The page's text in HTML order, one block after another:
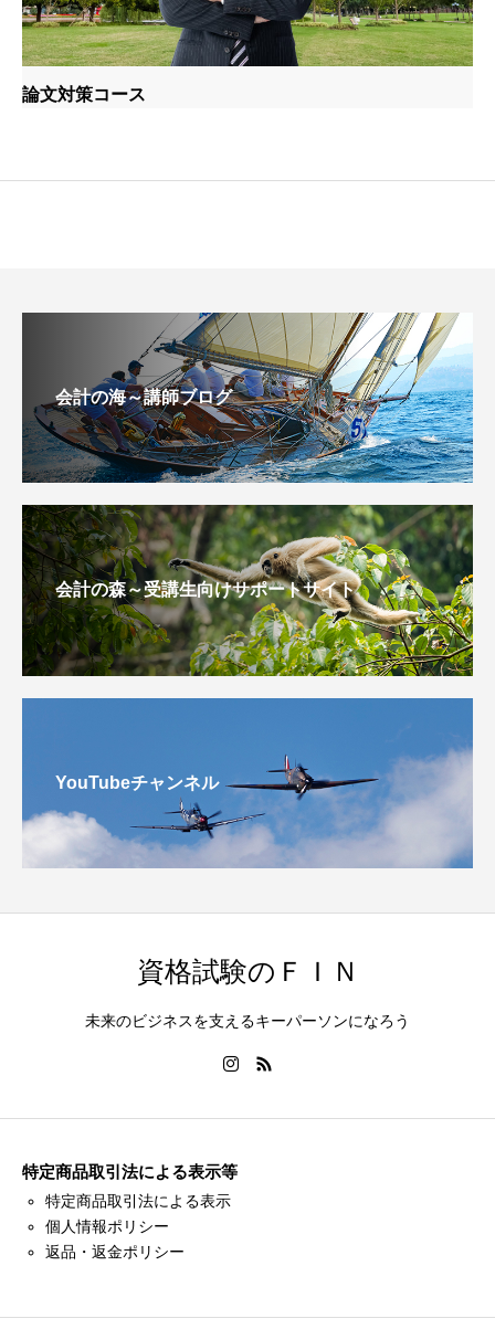
論文対策コース
会計の海～講師ブログ
会計の森～受講生向けサポートサイト
YouTubeチャンネル
資格試験のＦＩＮ
未来のビジネスを支えるキーパーソンになろう
特定商品取引法による表示等
特定商品取引法による表示
個人情報ポリシー
返品・返金ポリシー